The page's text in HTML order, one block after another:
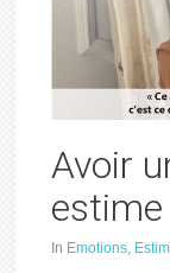
Avoir
In Emotions,